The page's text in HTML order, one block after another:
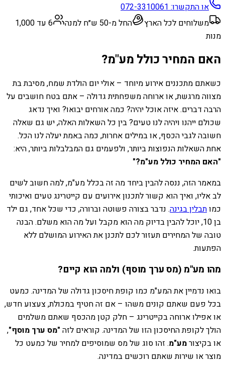
או התקשרו:072-3310061
משלוחים לכל הארץ
החל מ-50 ש״ח למנה
6 עד 1,000
מנות
האם המחיר כולל מע"מ?
כשאתם מתכננים אירוע מיוחד – אולי יום הולדת שמח, מסיבת בת
מצווה מרגשת, או ארוחה משפחתית גדולה – אתם בטח חושבים על
הרבה דברים. איזה אוכל יהיה? כמה אורחים יבואו? ואיך נדאג
שכולם ייהנו ויהיה לנו טעים? בין כל השאלות האלה, יש גם שאלה
חשובה לגבי הכסף, או במילים אחרות, כמה באמת יעלה לנו הכל.
אחת השאלות הנפוצות ביותר, ולפעמים גם המבלבלות ביותר, היא:
"האם המחיר כולל מע"מ?"
במאמר הזה, ננסה להבין ביחד מה זה בכלל מע"מ, למה חשוב לשים
לב אליו, ואיך הוא קשור לתכנון אירועים עם קייטרינג טעים ואיכותי
כמותבלין בגינה. נדבר בצורה פשוטה וברורה, כדי שכל אחד, גם ילד
בן 10, יוכל להבין בדיוק מה הוא מקבל ועל מה הוא משלם. הבנה
טובה של המחירים תעזור לכם לתכנן את האירוע המושלם ללא
הפתעות.
מהו מע"מ (מס ערך מוסף) ולמה הוא קיים?
בואו נדמיין את המע"מ כמו קופת חיסכון גדולה של המדינה. כמעט
בכל פעם שאתם קונים משהו – אם זה חטיף במכולת, צעצוע חדש,
או אפילו ארוחה בקייטרינג – חלק קטן מהכסף שאתם משלמים
הולך לקופת החיסכון הזו של המדינה. קוראים לזה "מס ערך מוסף",
או בקיצורמע"מ. זהו סוג של מס שמוסיפים למחיר של כמעט כל
מוצר או שירות שאתם רוכשים במדינה.